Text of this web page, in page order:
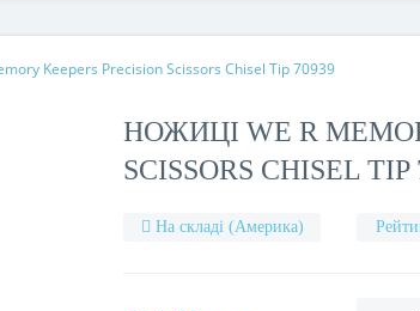
Keepers Precision Scissors Chisel Tip 70939
НОЖИЦІ WE R
SCISSORS CHISEL TIP
На складі (Америка)